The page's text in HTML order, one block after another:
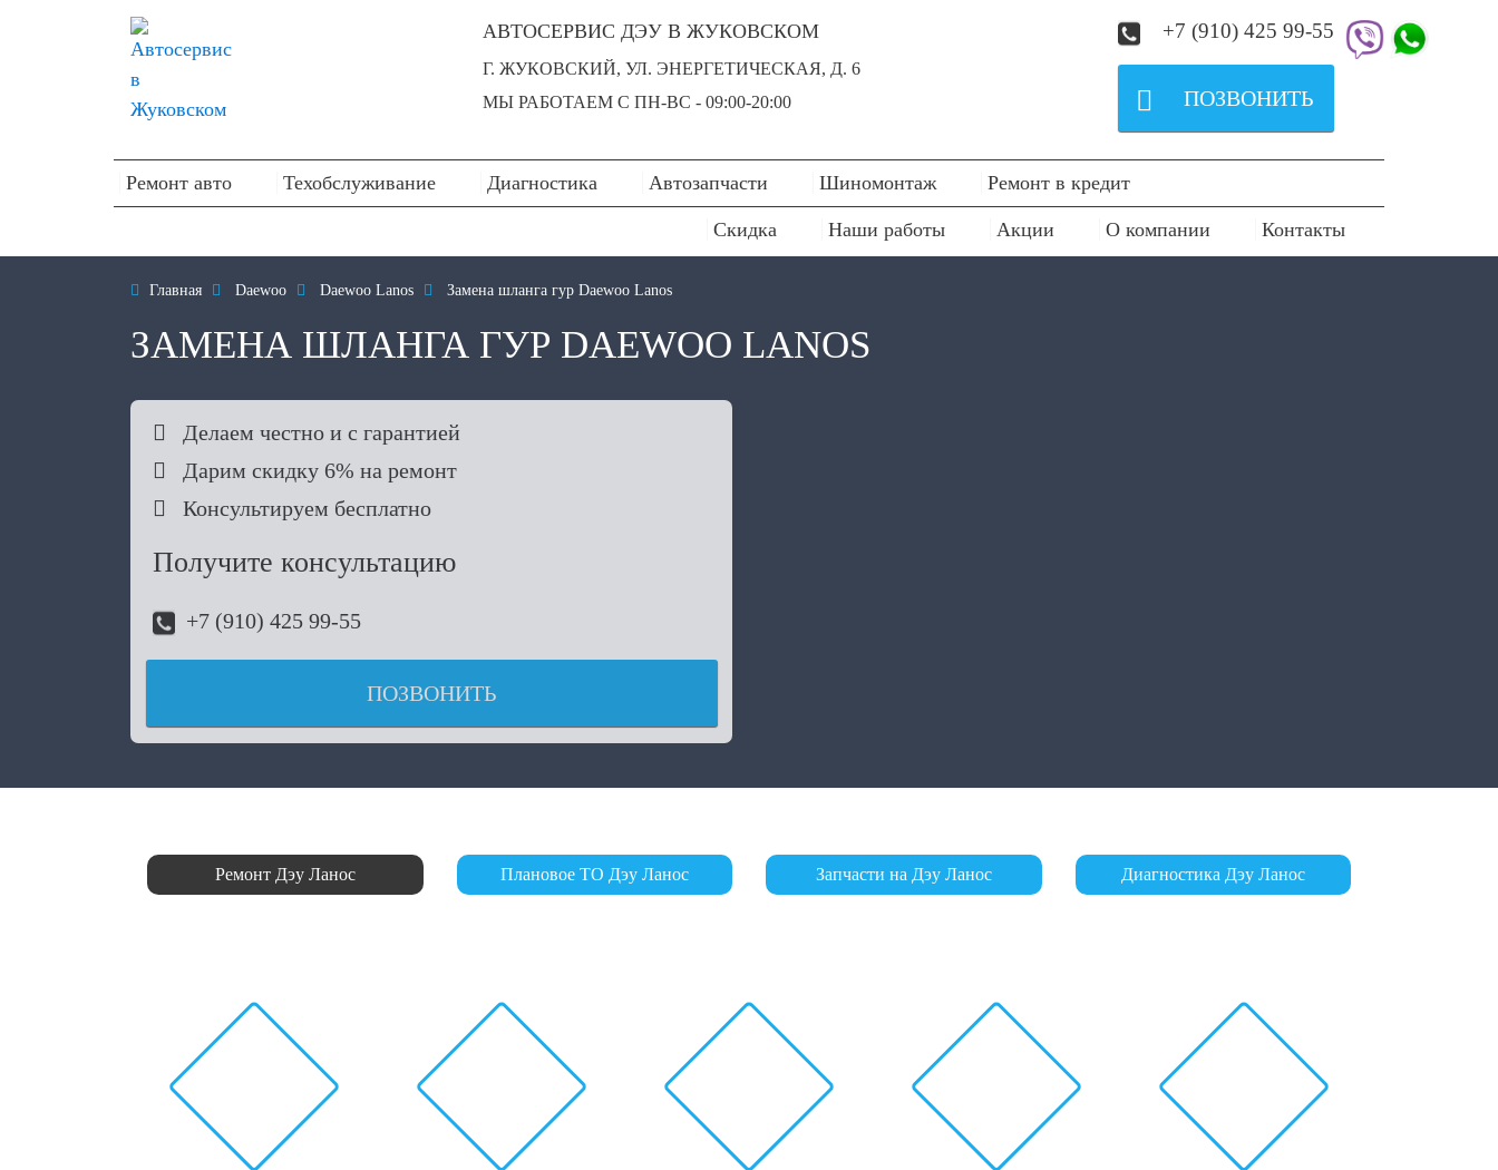
АВТОСЕРВИС ДЭУ В ЖУКОВСКОМ
Г. ЖУКОВСКИЙ, УЛ. ЭНЕРГЕТИЧЕСКАЯ, Д. 6
МЫ РАБОТАЕМ С ПН-ВC - 09:00-20:00
+7 (910) 425 99-55
 ПОЗВОНИТЬ
Ремонт авто Техобслуживание Диагностика Автозапчасти Шиномонтаж Ремонт в кредит
Скидка Наши работы Акции О компании Контакты
 Главная  Daewoo  Daewoo Lanos  Замена шланга гур Daewoo Lanos
ЗАМЕНА ШЛАНГА ГУР DAEWOO LANOS
 Делаем честно и с гарантией
 Дарим скидку 6% на ремонт
 Консультируем бесплатно
Получите консультацию
+7 (910) 425 99-55
ПОЗВОНИТЬ
Ремонт Дэу Ланос Плановое ТО Дэу Ланос Запчасти на Дэу Ланос Диагностика Дэу Ланос